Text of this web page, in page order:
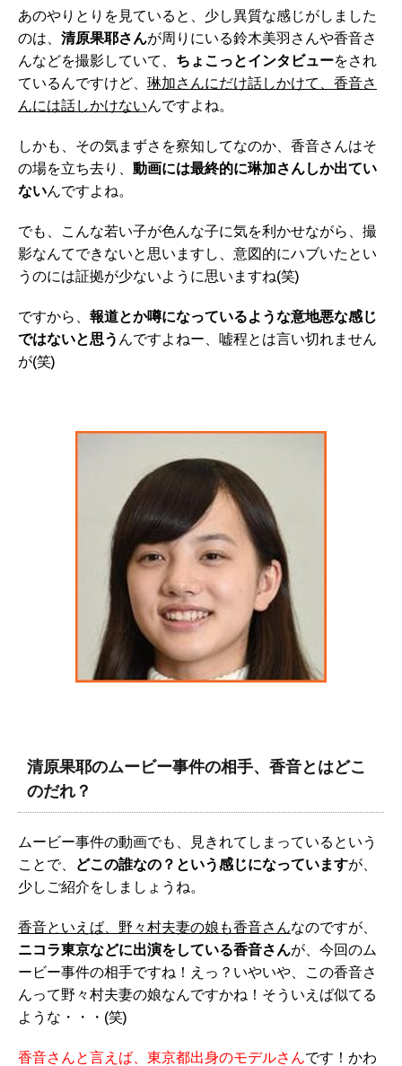
あのやりとりを見ていると、少し異質な感じがしました
のは、 清原果耶さんが周りにいる鈴木美羽さんや香音さ
んなどを撮影していて、 ちょこっとインタビューをされ
ているんですけど、 琳加さんにだけ話しかけて、香音さ
んには話しかけないんですよね。
しかも、その気まずさを察知してなのか、香音さんはそ
の場を立ち去り、 動画には最終的に琳加さんしか出てい
ないんですよね。
でも、こんな若い子が色んな子に気を利かせながら、撮
影なんてできないと思いますし、意図的にハブいたとい
うのには証拠が少ないように思いますね(笑)
ですから、 報道とか噂になっているような意地悪な感じ
ではないと思う んですよねー、嘘程とは言い切れません
が(笑)
清原果耶のムービー事件の相手、香音とはどこ
のだれ？
ムービー事件の動画でも、見きれてしまっているという
ことで、 どこの誰なの？という感じになっていますが、
少しご紹介をしましょうね。
香音といえば、野々村夫妻の娘も香音さんなのですが、
ニコラ東京などに出演をしている香音さんが、今回のム
ービー事件の相手ですね！えっ？いやいや、この香音さ
んって野々村夫妻の娘なんですかね！そういえば似てる
ような・・・(笑)
香音さんと言えば、東京都出身のモデルさんです！かわ